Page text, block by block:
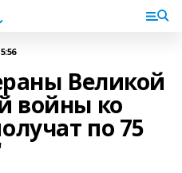
Великой
войны ко
по 75